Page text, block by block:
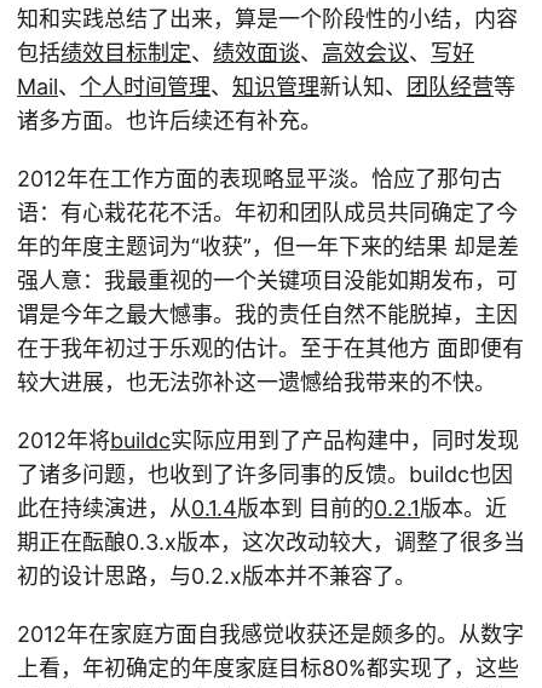
知和实践总结了出来，算是一个阶段性的小结，内容
包括绩效目标制定、 绩效面谈、 高效会议、 写好
Mail、 个人时间管理、 知识管理新认知、 团队经营等
诸多方面。也许后续还有补充。
2012年在工作方面的表现略显平淡。恰应了那句古
语：有心栽花花不活。年初和团队成员共同确定了今
年的年度主题词为“收获”，但一年下来的结果 却是差
强人意：我最重视的一个关键项目没能如期发布，可
谓是今年之最大憾事。我的责任自然不能脱掉，主因
在于我年初过于乐观的估计。至于在其他方 面即便有
较大进展，也无法弥补这一遗憾给我带来的不快。
2012年将buildc实际应用到了产品构建中，同时发现
了诸多问题，也收到了许多同事的反馈。buildc也因
此在持续演进，从0.1.4版本到 目前的0.2.1版本。近
期正在酝酿0.3.x版本，这次改动较大，调整了很多当
初的设计思路，与0.2.x版本并不兼容了。
2012年在家庭方面自我感觉收获还是颇多的。从数字
上看，年初确定的年度家庭目标80%都实现了，这些